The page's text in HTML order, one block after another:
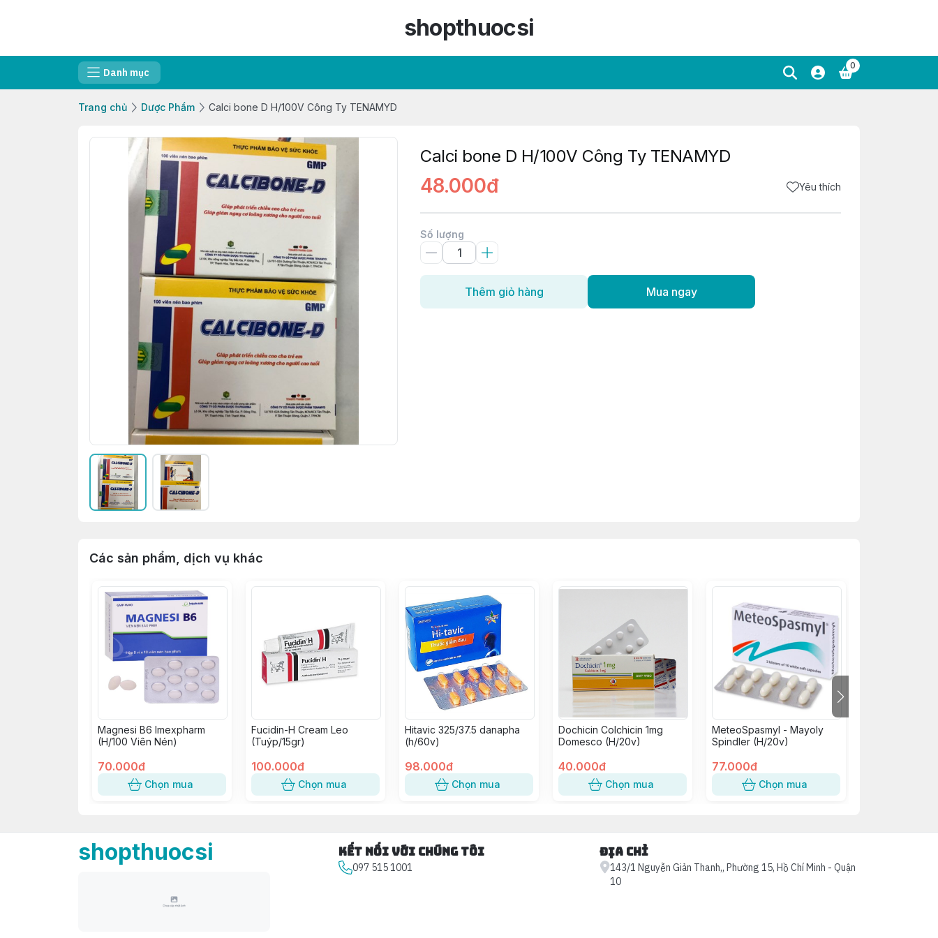
shopthuocsi
Danh mục
0
Trang chủ Dược Phẩm Calci bone D H/100V Công Ty TENAMYD
Calci bone D H/100V Công Ty TENAMYD
48.000đ Yêu thích
Số lượng
Thêm giỏ hàng Mua ngay
Các sản phẩm, dịch vụ khác
Magnesi B6 Imexpharm
(H/100 Viên Nén)
70.000đ
Chọn mua
Fucidin-H Cream Leo
(Tuýp/15gr)
100.000đ
Chọn mua
Hitavic 325/37.5 danapha
(h/60v)
98.000đ
Chọn mua
Dochicin Colchicin 1mg
Domesco (H/20v)
40.000đ
Chọn mua
MeteoSpasmyl - Mayoly
Spindler (H/20v)
77.000đ
Chọn mua
shopthuocsi Kết nối với chúng tôi
097 515 1001
Địa chỉ
143/1 Nguyễn Giản Thanh,, Phường 15, Hồ Chí Minh - Quận
10